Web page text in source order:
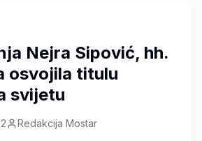
Nejra Sipović, hh.
osvojila titulu
svijetu
Redakcija Mostar